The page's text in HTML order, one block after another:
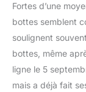
Fortes d’une
bottes semblent
soulignent
bottes, même
ligne le 5
mais a déjà fait